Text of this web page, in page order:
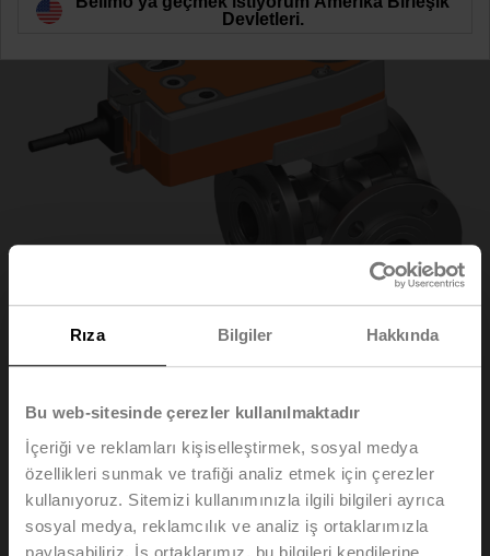
Rıza Bilgiler Hakkında
Bu web-sitesinde çerezler kullanılmaktadır
İçeriği ve reklamları kişiselleştirmek, sosyal medya
özellikleri sunmak ve trafiği analiz etmek için çerezler
kullanıyoruz. Sitemizi kullanımınızla ilgili bilgileri ayrıca
sosyal medya, reklamcılık ve analiz iş ortaklarımızla
paylaşabiliriz. İş ortaklarımız, bu bilgileri kendilerine
R7032R16-
B3+NRF24A-SZ-O
Devletleri.